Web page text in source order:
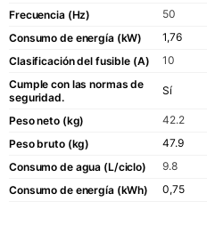
Frecuencia (Hz)
50
Consumo de energía (kW)
1,76
Clasificación del fusible (A)
10
Cumple con las normas de
seguridad.
Sí
Peso neto (kg)
42.2
Peso bruto (kg)
47.9
Consumo de agua (L/ciclo)
9.8
Consumo de energía (kWh)
0,75